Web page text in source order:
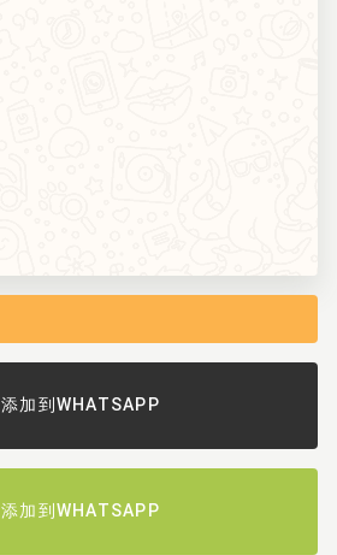
添加到WHATSAPP
添加到WHATSAPP